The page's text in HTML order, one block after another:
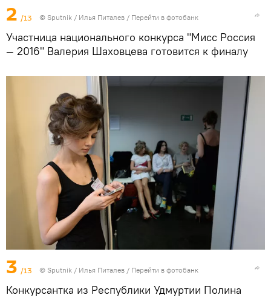
2 /13 © Sputnik / Илья Питалев / Перейти в фотобанк
Участница национального конкурса "Мисс Россия
— 2016" Валерия Шаховцева готовится к финалу
3 /13 © Sputnik / Илья Питалев / Перейти в фотобанк
Конкурсантка из Республики Удмуртии Полина